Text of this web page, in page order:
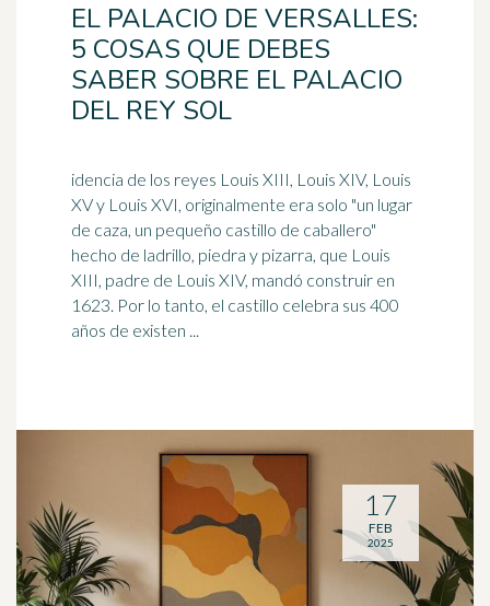
EL PALACIO DE VERSALLES:
5 COSAS QUE DEBES
SABER SOBRE EL PALACIO
DEL REY SOL
idencia de los reyes Louis XIII, Louis XIV, Louis
XV y Louis XVI, originalmente era solo "un lugar
de caza, un pequeño castillo de caballero"
hecho de ladrillo, piedra y pizarra, que Louis
XIII, padre de Louis XIV, mandó construir en
1623. Por lo tanto, el castillo celebra sus 400
años de existen ...
17
FEB
2025